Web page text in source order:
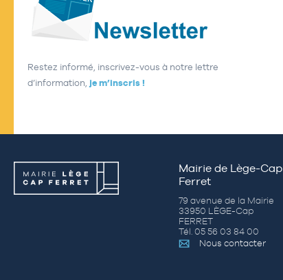
Restez informé, inscrivez-vous à notre lettre
d’information, je m’inscris !
Mairie de Lège-Cap
Ferret
79 avenue de la Mairie
33950 LÈGE-Cap
FERRET
Tél. 05 56 03 84 00
Nous contacter